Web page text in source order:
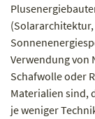
Verwendung von
Schafwolle oder
Materialien sind,
je weniger